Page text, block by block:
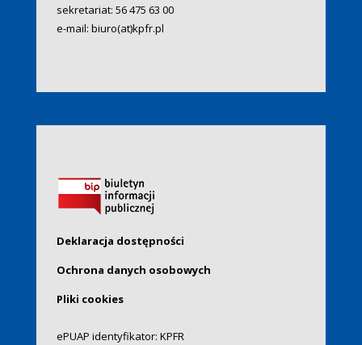
sekretariat: 56 475 63 00
e-mail: biuro(at)kpfr.pl
Deklaracja dostępności
Ochrona danych osobowych
Pliki cookies
ePUAP identyfikator: KPFR